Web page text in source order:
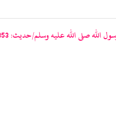
صلى الله عليه وسلم/حدیث: 353]